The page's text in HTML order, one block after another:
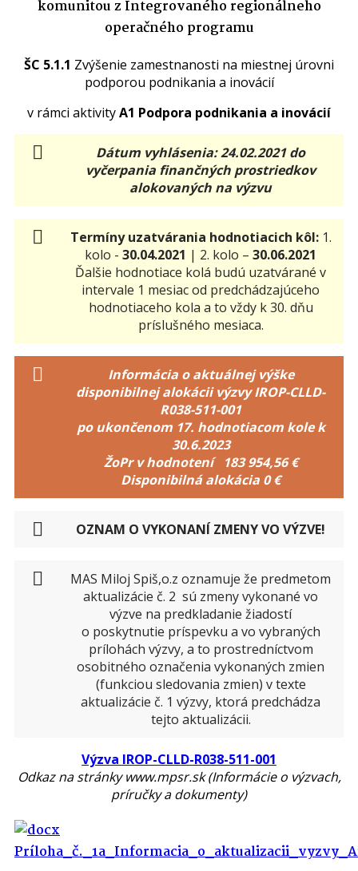
komunitou z Integrovaného regionálneho
operačného programu
ŠC 5.1.1 Zvýšenie zamestnanosti na miestnej úrovni
podporou podnikania a inovácií
v rámci aktivityA1 Podpora podnikania a inovácií
Dátum vyhlásenia: 24.02.2021 do
vyčerpania finančných prostriedkov
alokovaných na výzvu
Termíny uzatvárania hodnotiacich kôl:1.
kolo - 30.04.2021 | 2. kolo – 30.06.2021
Ďalšie hodnotiace kolá budú uzatvárané v
intervale 1 mesiac od predchádzajúceho
hodnotiaceho kola a to vždy k 30. dňu
príslušného mesiaca.
Informácia o aktuálnej výške
disponibilnej alokácii výzvy IROP-CLLD-
R038-511-001
po ukončenom 17. hodnotiacom kole k
30.6.2023
ŽoPr v hodnotení 183 954,56 €
Disponibilná alokácia 0 €
OZNAM O VYKONANÍ ZMENY VO VÝZVE!
MAS Miloj Spiš,o.z oznamuje že predmetom
aktualizácie č. 2 sú zmeny vykonané vo
výzve na predkladanie žiadostí
o poskytnutie príspevku a vo vybraných
prílohách výzvy, a to prostredníctvom
osobitného označenia vykonaných zmien
(funkciou sledovania zmien) v texte
aktualizácie č. 1 výzvy, ktorá predchádza
tejto aktualizácii.
Výzva IROP-CLLD-R038-511-001
Odkaz na stránky www.mpsr.sk (Informácie o výzvach,
príručky a dokumenty)